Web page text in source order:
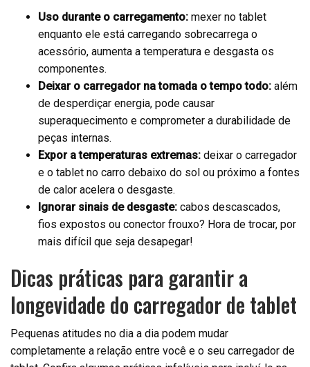
Uso durante o carregamento: mexer no tablet
enquanto ele está carregando sobrecarrega o
acessório, aumenta a temperatura e desgasta os
componentes.
Deixar o carregador na tomada o tempo todo: além
de desperdiçar energia, pode causar
superaquecimento e comprometer a durabilidade de
peças internas.
Expor a temperaturas extremas: deixar o carregador
e o tablet no carro debaixo do sol ou próximo a fontes
de calor acelera o desgaste.
Ignorar sinais de desgaste: cabos descascados,
fios expostos ou conector frouxo? Hora de trocar, por
mais difícil que seja desapegar!
Dicas práticas para garantir a
longevidade do carregador de tablet
Pequenas atitudes no dia a dia podem mudar
completamente a relação entre você e o seu carregador de